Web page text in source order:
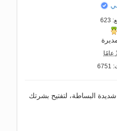
البساطة، لتفتيح بشرتك